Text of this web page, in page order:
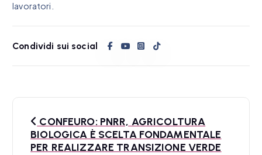
lavoratori.
Condividi sui social
CONFEURO: PNRR, AGRICOLTURA
BIOLOGICA È SCELTA FONDAMENTALE
PER REALIZZARE TRANSIZIONE VERDE